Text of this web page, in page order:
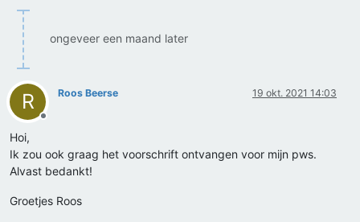
ongeveer een maand later
R
Offline
Roos Beerse 19 okt. 2021 14:03
Hoi,
Ik zou ook graag het voorschrift ontvangen voor mijn pws.
Alvast bedankt!
Groetjes Roos